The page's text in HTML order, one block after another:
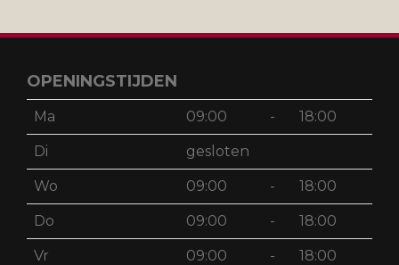
OPENINGSTIJDEN
Ma 09:00 - 18:00
Di gesloten
Wo 09:00 - 18:00
Do 09:00 - 18:00
Vr 09:00 - 18:00